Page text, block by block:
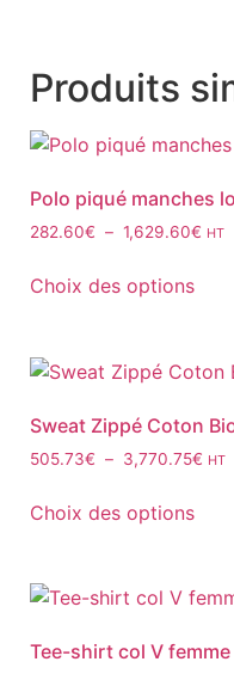
Produits
Polo piqué manches
282.60€ – 1,629.60€ HT
Choix des options
Sweat Zippé Coton
505.73€ – 3,770.75€ HT
Choix des options
Tee-shirt col V